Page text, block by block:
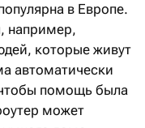
в Европе.
например,
которые живут
автоматически
помощь была
может